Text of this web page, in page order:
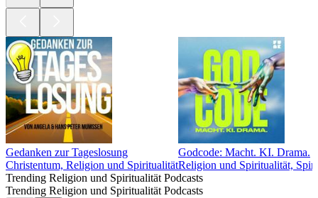
Gedanken zur Tageslosung
Christentum, Religion und Spiritualität
Godcode: Macht. KI. Drama.
Religion und Spiritualität,
Trending Religion und Spiritualität Podcasts
Trending Religion und Spiritualität Podcasts